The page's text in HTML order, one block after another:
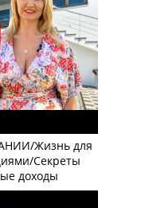
Жизнь для
Секреты
доходы